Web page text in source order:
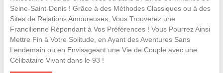
Seine-Saint-Denis ! Grâce à des Méthodes Classiques ou à des
Sites de Relations Amoureuses, Vous Trouverez une
Francilienne Répondant à Vos Préférences ! Vous Pourrez Ainsi
Mettre Fin à Votre Solitude, en Ayant des Aventures Sans
Lendemain ou en Envisageant une Vie de Couple avec une
Célibataire Vivant dans le 93 !